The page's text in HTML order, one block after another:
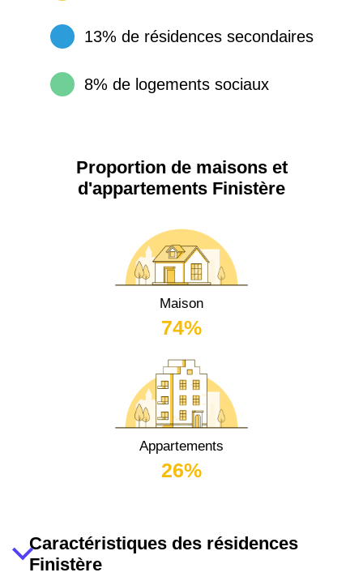
13% de résidences secondaires
8% de logements sociaux
Proportion de maisons et
d'appartements Finistère
Maison
74%
Appartements
26%
Caractéristiques des résidences
Finistère